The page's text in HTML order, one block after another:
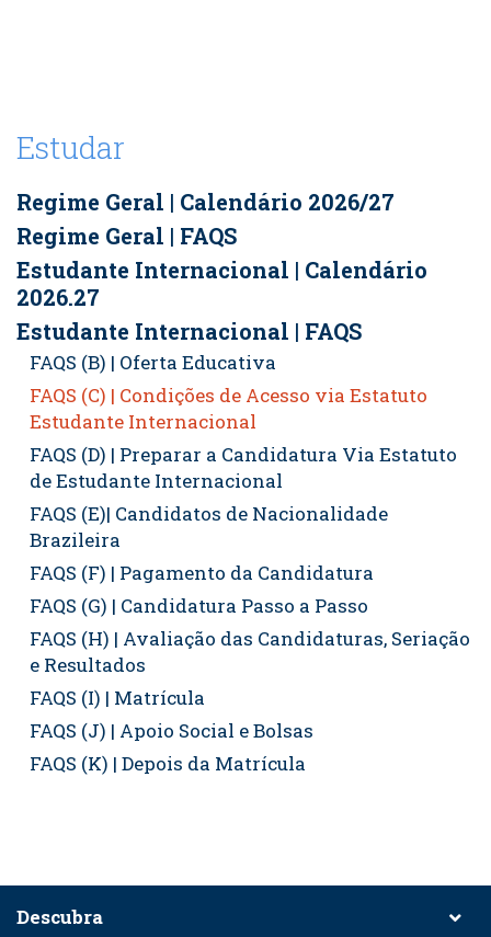
Estudar
Regime Geral | Calendário 2026/27
Regime Geral | FAQS
Estudante Internacional | Calendário
2026.27
Estudante Internacional | FAQS
FAQS (B) | Oferta Educativa
FAQS (C) | Condições de Acesso via Estatuto
Estudante Internacional
FAQS (D) | Preparar a Candidatura Via Estatuto
de Estudante Internacional
FAQS (E)| Candidatos de Nacionalidade
Brazileira
FAQS (F) | Pagamento da Candidatura
FAQS (G) | Candidatura Passo a Passo
FAQS (H) | Avaliação das Candidaturas, Seriação
e Resultados
FAQS (I) | Matrícula
FAQS (J) | Apoio Social e Bolsas
FAQS (K) | Depois da Matrícula
Descubra